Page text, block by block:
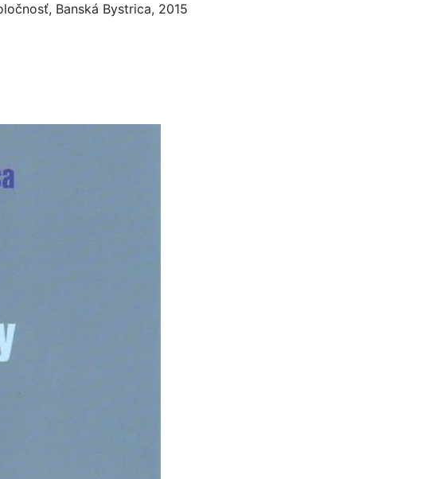
Banská Bystrica, 2015